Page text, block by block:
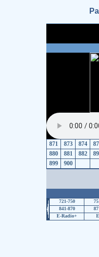
871 873 874
880
881 882
899
900
721-750
841-870
E-Radio+